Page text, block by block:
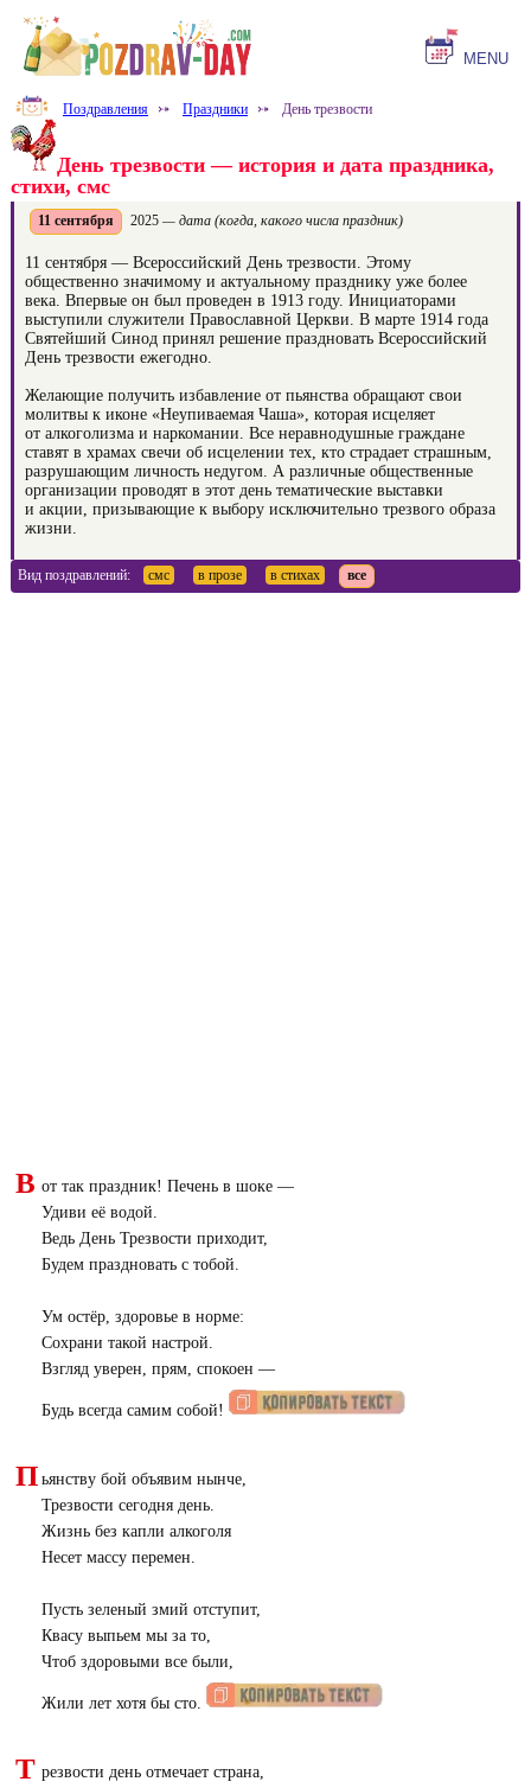
MENU
Поздравления ⤐ Праздники ⤐ День трезвости
День трезвости — история и дата праздника,
стихи, смс
11 сентября 2025 — дата (когда, какого числа праздник)
11 сентября — Всероссийский День трезвости. Этому
общественно значимому и актуальному празднику уже более
века. Впервые он был проведен в 1913 году. Инициаторами
выступили служители Православной Церкви. В марте 1914 года
Святейший Синод принял решение праздновать Всероссийский
День трезвости ежегодно.
Желающие получить избавление от пьянства обращают свои
молитвы к иконе «Неупиваемая Чаша», которая исцеляет
от алкоголизма и наркомании. Все неравнодушные граждане
ставят в храмах свечи об исцелении тех, кто страдает страшным,
разрушающим личность недугом. А различные общественные
организации проводят в этот день тематические выставки
и акции, призывающие к выбору исключительно трезвого образа
жизни.
Вид поздравлений: смс в прозе в стихах все
В от так праздник! Печень в шоке —
Удиви её водой.
Ведь День Трезвости приходит,
Будем праздновать с тобой.
Ум остёр, здоровье в норме:
Сохрани такой настрой.
Взгляд уверен, прям, спокоен —
Будь всегда самим собой!
П ьянству бой объявим нынче,
Трезвости сегодня день.
Жизнь без капли алкоголя
Несет массу перемен.
Пусть зеленый змий отступит,
Квасу выпьем мы за то,
Чтоб здоровыми все были,
Жили лет хотя бы сто.
Т резвости день отмечает страна,